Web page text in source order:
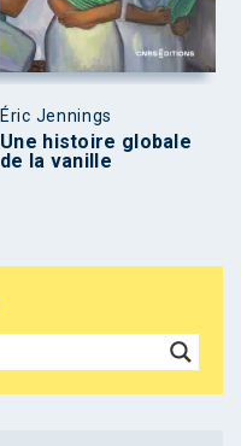
Éric Jennings
Une histoire globale
de la vanille